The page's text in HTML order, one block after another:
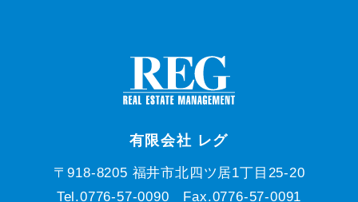
有限会社 レグ
〒918-8205 福井市北四ツ居1丁目25-20
Tel.0776-57-0090 Fax.0776-57-0091